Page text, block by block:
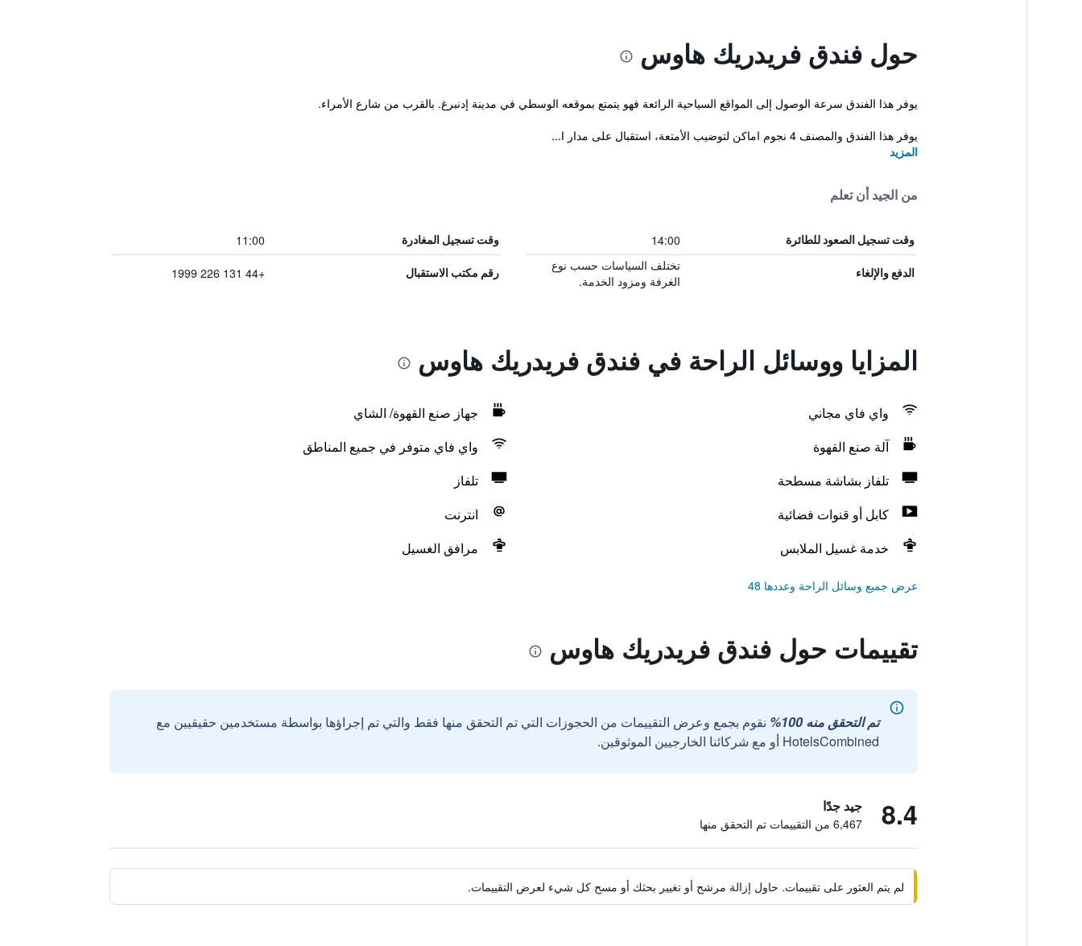
حول فندق فريدريك هاوس
يوفر هذا الفندق سرعة الوصول إلى المواقع السياحية الرائعة فهو يتمتع بموقعه الوسطي في مدينة إدنبرغ. بالقرب من شارع الأمراء.
يوفر هذا الفندق والمصنف 4 نجوم اماكن لتوضيب الأمتعة، استقبال على مدار ا...
المزيد
من الجيد أن تعلم
وقت تسجيل الصعود للطائرة 14:00 وقت تسجيل المغادرة 11:00
الدفع والإلغاء
تختلف السياسات حسب نوع
الغرفة ومزود الخدمة.
رقم مكتب الاستقبال +44 131 226 1999
المزايا ووسائل الراحة في فندق فريدريك هاوس
واي فاي مجاني
جهاز صنع القهوة/ الشاي
آلة صنع القهوة
واي فاي متوفر في جميع المناطق
تلفاز بشاشة مسطحة
تلفاز
كابل أو قنوات فضائية
انترنت
خدمة غسيل الملابس
مرافق الغسيل
عرض جميع وسائل الراحة وعددها 48
تقييمات حول فندق فريدريك هاوس
تم التحقق منه 100%
نقوم بجمع وعرض التقييمات من الحجوزات التي تم التحقق منها فقط والتي تم إجراؤها بواسطة مستخدمين حقيقيين مع
HotelsCombined أو مع شركائنا الخارجيين الموثوقين.
8.4 جيد جدًا
6,467 من التقييمات تم التحقق منها
لم يتم العثور على تقييمات. حاول إزالة مرشح أو تغيير بحثك أو مسح كل شيء لعرض التقييمات.